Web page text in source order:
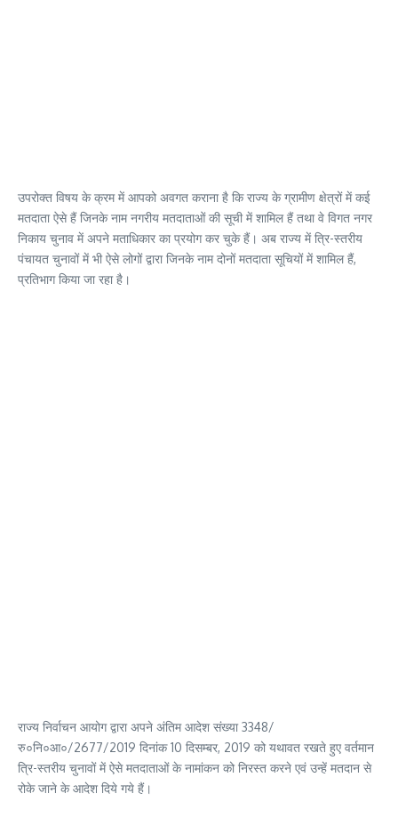
उपरोक्त विषय के क्रम में आपको अवगत कराना है कि राज्य के ग्रामीण क्षेत्रों में कई
मतदाता ऐसे हैं जिनके नाम नगरीय मतदाताओं की सूची में शामिल हैं तथा वे विगत नगर
निकाय चुनाव में अपने मताधिकार का प्रयोग कर चुके हैं। अब राज्य में त्रि-स्तरीय
पंचायत चुनावों में भी ऐसे लोगों द्वारा जिनके नाम दोनों मतदाता सूचियों में शामिल हैं,
प्रतिभाग किया जा रहा है।
राज्य निर्वाचन आयोग द्वारा अपने अंतिम आदेश संख्या 3348/
रु०नि०आ०/2677/2019 दिनांक 10 दिसम्बर, 2019 को यथावत रखते हुए वर्तमान
त्रि-स्तरीय चुनावों में ऐसे मतदाताओं के नामांकन को निरस्त करने एवं उन्हें मतदान से
रोके जाने के आदेश दिये गये हैं।